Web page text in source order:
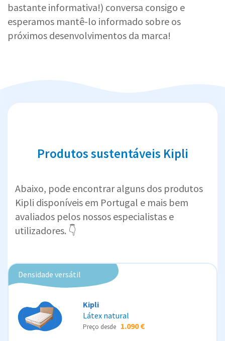
bastante informativa!) conversa consigo e
esperamos mantê-lo informado sobre os
próximos desenvolvimentos da marca!
Produtos sustentáveis Kipli
Abaixo, pode encontrar alguns dos produtos
Kipli disponíveis em Portugal e mais bem
avaliados pelos nossos especialistas e
utilizadores. 👇
Densidade versátil
Kipli
Látex natural
Preço desde 1.090 €